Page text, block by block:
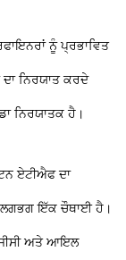
ਨੂੰ ਪ੍ਰਭਾਵਿਤ
ਦਾ ਨਿਰਯਾਤ ਕਰਦੇ
ਨਿਰਯਾਤਕ ਹੈ।
ਏਟੀਐਫ ਦਾ
ਲਗਭਗ ਇੱਕ ਚੌਥਾਈ ਹੈ।
ਅਤੇ ਆਇਲ